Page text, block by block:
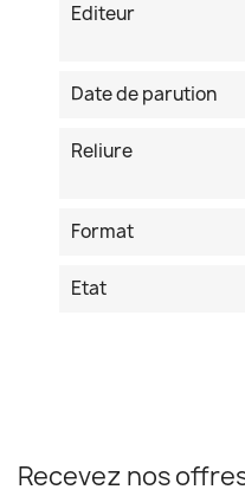
Editeur
Date de parution
Reliure
Format
Etat
Recevez nos